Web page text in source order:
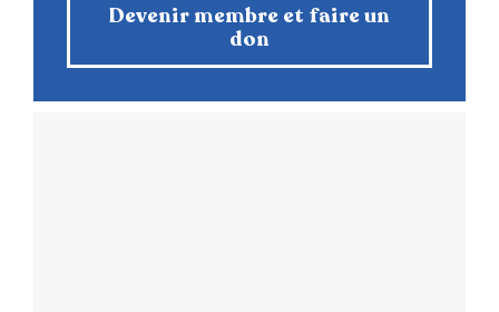
Devenir membre et faire un
don